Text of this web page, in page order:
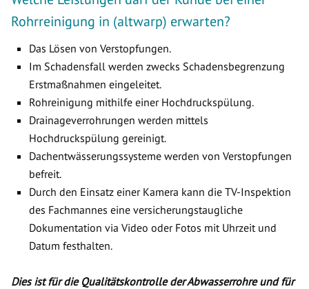
Rohrreinigung in (altwarp) erwarten?
Das Lösen von Verstopfungen.
Im Schadensfall werden zwecks Schadensbegrenzung
Erstmaßnahmen eingeleitet.
Rohreinigung mithilfe einer Hochdruckspülung.
Drainageverrohrungen werden mittels
Hochdruckspülung gereinigt.
Dachentwässerungssysteme werden von Verstopfungen
befreit.
Durch den Einsatz einer Kamera kann die TV-Inspektion
des Fachmannes eine versicherungstaugliche
Dokumentation via Video oder Fotos mit Uhrzeit und
Datum festhalten.
Dies ist für die Qualitätskontrolle der Abwasserrohre und für